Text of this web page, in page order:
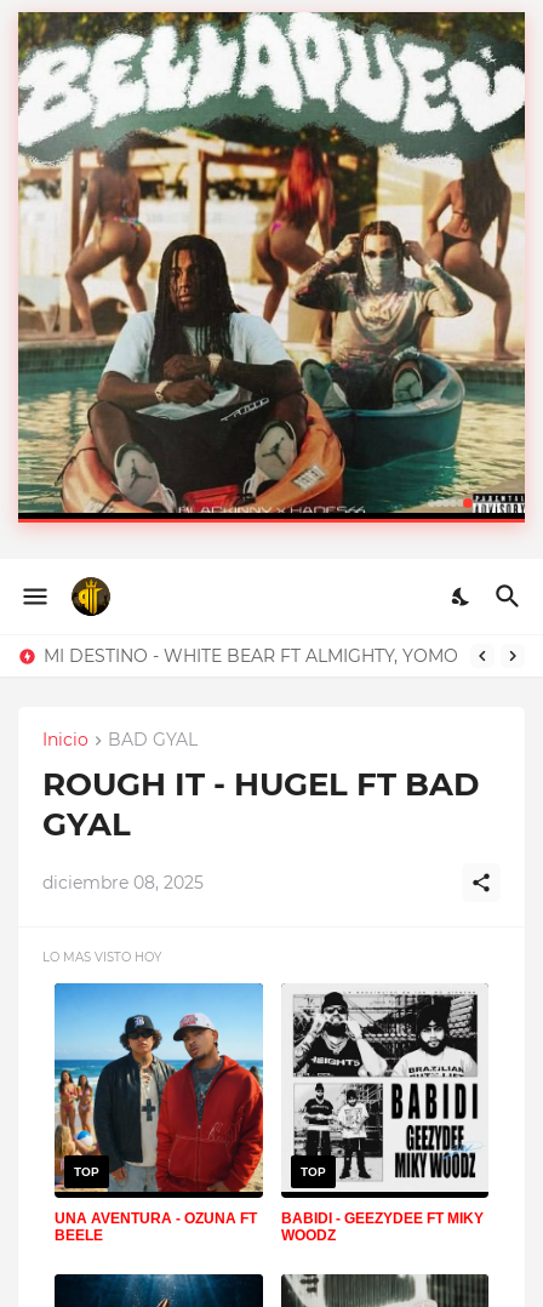
FT HADES66
MI DESTINO - WHITE BEAR FT ALMIGHTY, YOMO
Inicio BAD GYAL
ROUGH IT - HUGEL FT BAD
GYAL
diciembre 08, 2025
LO MAS VISTO HOY
TOP
UNA AVENTURA - OZUNA FT
BEELE
TOP
BABIDI - GEEZYDEE FT MIKY
WOODZ